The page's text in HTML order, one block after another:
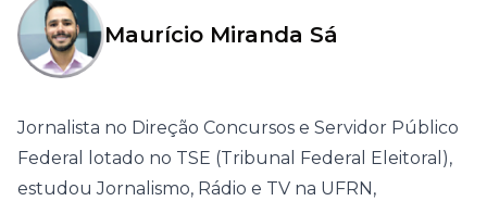
Maurício Miranda Sá
Jornalista no Direção Concursos e Servidor Público
Federal lotado no TSE (Tribunal Federal Eleitoral),
estudou Jornalismo, Rádio e TV na UFRN,